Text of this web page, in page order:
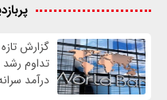
گزارش
درآمد